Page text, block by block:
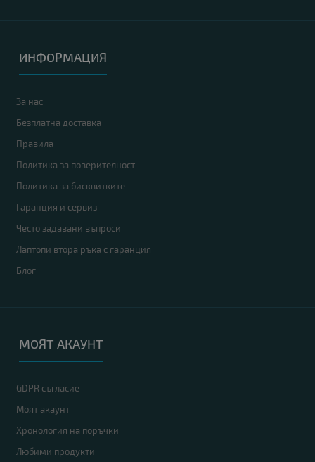
ИНФОРМАЦИЯ
За нас
Безплатна доставка
Правила
Политика за поверителност
Политика за бисквитките
Гаранция и сервиз
Често задавани въпроси
Лаптопи втора ръка с гаранция
Блог
МОЯТ АКАУНТ
GDPR съгласие
Моят акаунт
Хронология на поръчки
Любими продукти